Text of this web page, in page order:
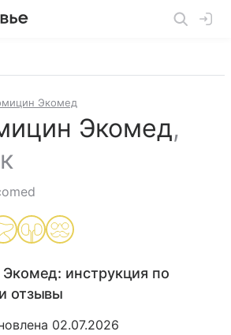
Экомед
Экомед,
Экомед: инструкция по
отзывы
02.07.2026